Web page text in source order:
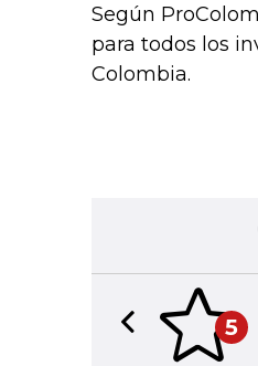
Según
para todos los
Colombia.
5
Previous slide